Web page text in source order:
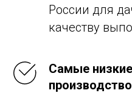
России для
качеству
Самые